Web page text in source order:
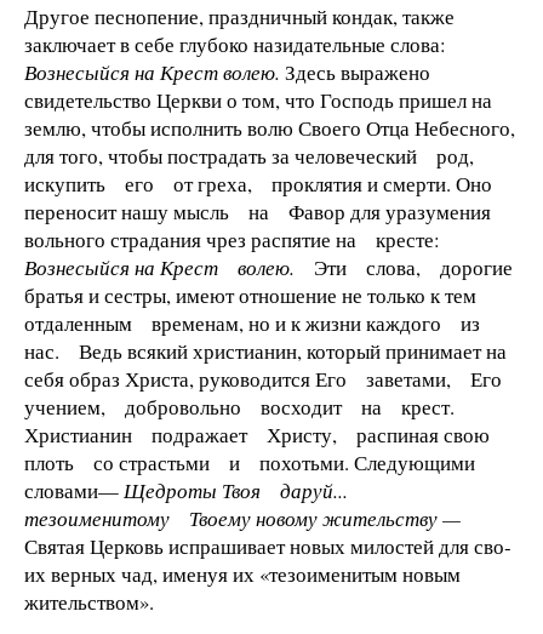
Другое песнопение, праздничный кондак, также
заключает в себе глу­боко назидательные слова:
Вознесыйся на Крест волею. Здесь выражено
свидетельство Церкви о том, что Господь пришел на
землю, чтобы ис­полнить волю Своего Отца Небесно­го,
для того, чтобы пострадать за человеческий род,
искупить его от греха, проклятия и смерти. Оно
пе­реносит нашу мысль на Фавор для уразумения
вольного страдания чрез распятие на кресте:
Вознесыйся на Крест волею.
Эти слова, дорогие
братья и сестры, имеют отношение не только к тем
отдаленным временам, но и к жизни каждого из
нас. Ведь всякий христианин, который принима­ет на
себя образ Христа, руководится Его заветами, Его
учением, добро­вольно восходит на крест.
Христи­анин подражает Христу, распиная свою
плоть со страстьми и похотьми. Следующими
словами—Щедроты Твоя даруй...
тезоименитому Твоему новому жительству —
Святая Церковь испрашивает новых милостей для сво­
их верных чад, именуя их «тезоимени­тым новым
жительством».